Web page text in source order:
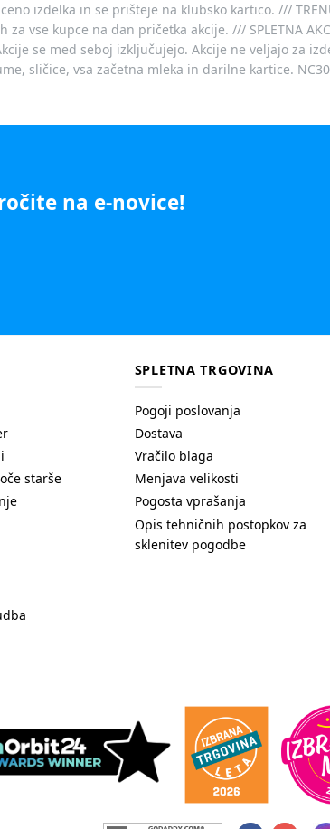
izdelka in se prišteje na klubsko kartico. ///
vse kupce na dan pričetka akcije. /// SPLETNA
se med seboj izključujejo. Akcije ne veljajo za
sličice, vsa začetna mleka in darilne kartice.
na e-novice!
starše
SPLETNA TRGOVINA
Pogoji poslovanja
Dostava
Vračilo blaga
Menjava velikosti
Pogosta vprašanja
Opis tehničnih postopkov za
sklenitev pogodbe